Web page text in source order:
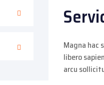
Magna
libero
arcu